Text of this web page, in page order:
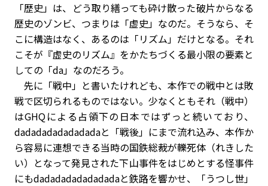
「歴史」は、どう取り繕っても砕け散った破片からなる
歴史のゾンビ、つまりは「虚史」なのだ。そうなら、そ
こに構造はなく、あるのは「リズム」だけとなる。それ
こそが『虚史のリズム』をかたちづくる最小限の要素と
しての「da」なのだろう。
先に「戦中」と書いたけれども、本作での戦中とは敗
戦で区切られるものではない。少なくともそれ（戦中）
はGHQによる占領下の日本ではずっと続いており、
dadadadadadadadaと「戦後」にまで流れ込み、本作か
ら容易に連想できる当時の国鉄総裁が轢死体（れきした
い）となって発見された下山事件をはじめとする怪事件
にもdadadadadadadadaと鉄路を響かせ、「うつし世」